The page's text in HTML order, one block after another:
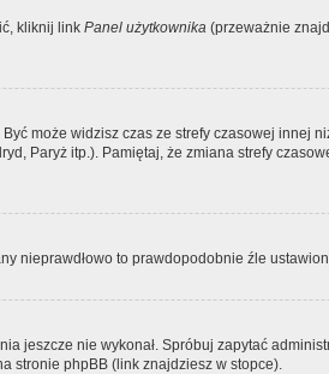
kliknij link Panel użytkownika (przeważnie
może widzisz czas ze strefy czasowej
Paryż itp.). Pamiętaj, że zmiana strefy
to prawdopodobnie źle
jeszcze nie wykonał. Spróbuj zapytać
stronie phpBB (link znajdziesz w stopce).